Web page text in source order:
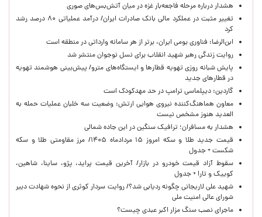
هشدار درباره مرحله فاجعه‌بار غزه در میان آتش‌بس‌های صوری
تغییر مثبت در عملکرد مالی بانک صادرات ایران/ درآمد عملیاتی ۸۰ درصد رشد
کرد
ابن‌الرضا: فناوری بومی ایران، برتر از هر سامانه وارداتی در منطقه است
روایت زندگی رهبر شهید انقلاب برای نسل نوجوان منتشر شد
پایش شبانه روزی تهویه قطارها و ایستگاه‌های مترو/ پیش‌بینی هوشمند تهویه
در قطارهای جدید
گاردین: دیپلماسی ترامپ در حد مهدکودک است
معاون هماهنگ‌کننده نیروی هوایی ارتش: وضعیت سه خلبان عملیات حمله به
العدید هنوز مشخص نیست
هشدار به مسافران؛ ترافیک سنگین در این جاده شمالی
قیمت جدید طلا و سکه امروز ۱۵ مردادماه ۱۴۰۵/ مرز مقاومتی طلا و سکه
شکست + جدول
سقوط آزاد قیمت خودرو در بازار/ آخرین قیمت پراید، پژو، ساینا، شاهین،
کوییک و تارا + جدول
شهید علی لاریجانی چگونه ردیابی شد؟/ روایت سردار کوثری از نحوه شهادت دبیر
شورای عالی امنیت ملی
ماجرای نصب سنگ مزار اکبر عبدی چیست؟